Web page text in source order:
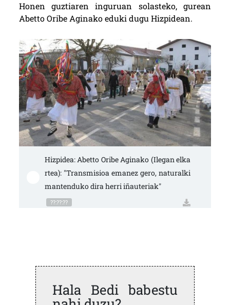
Honen guztiaren inguruan solasteko, gurean
Abetto Oribe Aginako eduki dugu Hizpidean.
Hizpidea: Abetto Oribe Aginako (Ilegan elka
rtea): "Transmisioa emanez gero, naturalki
mantenduko dira herri iñauteriak"
??:??:??
Hala Bedi babestu